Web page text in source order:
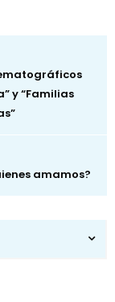
y “Familias
amamos?